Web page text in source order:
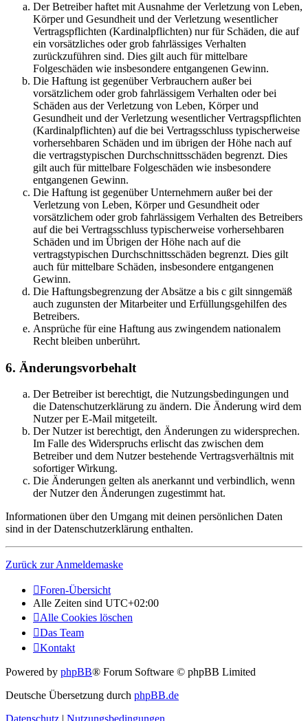
Der Betreiber haftet mit Ausnahme der Verletzung von Leben,
Körper und Gesundheit und der Verletzung wesentlicher
Vertragspflichten (Kardinalpflichten) nur für Schäden, die auf
ein vorsätzliches oder grob fahrlässiges Verhalten
zurückzuführen sind. Dies gilt auch für mittelbare
Folgeschäden wie insbesondere entgangenen Gewinn.
Die Haftung ist gegenüber Verbrauchern außer bei
vorsätzlichem oder grob fahrlässigem Verhalten oder bei
Schäden aus der Verletzung von Leben, Körper und
Gesundheit und der Verletzung wesentlicher Vertragspflichten
(Kardinalpflichten) auf die bei Vertragsschluss typischerweise
vorhersehbaren Schäden und im übrigen der Höhe nach auf
die vertragstypischen Durchschnittsschäden begrenzt. Dies
gilt auch für mittelbare Folgeschäden wie insbesondere
entgangenen Gewinn.
Die Haftung ist gegenüber Unternehmern außer bei der
Verletzung von Leben, Körper und Gesundheit oder
vorsätzlichem oder grob fahrlässigem Verhalten des Betreibers
auf die bei Vertragsschluss typischerweise vorhersehbaren
Schäden und im Übrigen der Höhe nach auf die
vertragstypischen Durchschnittsschäden begrenzt. Dies gilt
auch für mittelbare Schäden, insbesondere entgangenen
Gewinn.
Die Haftungsbegrenzung der Absätze a bis c gilt sinngemäß
auch zugunsten der Mitarbeiter und Erfüllungsgehilfen des
Betreibers.
Ansprüche für eine Haftung aus zwingendem nationalem
Recht bleiben unberührt.
6. Änderungsvorbehalt
Der Betreiber ist berechtigt, die Nutzungsbedingungen und
die Datenschutzerklärung zu ändern. Die Änderung wird dem
Nutzer per E-Mail mitgeteilt.
Der Nutzer ist berechtigt, den Änderungen zu widersprechen.
Im Falle des Widerspruchs erlischt das zwischen dem
Betreiber und dem Nutzer bestehende Vertragsverhältnis mit
sofortiger Wirkung.
Die Änderungen gelten als anerkannt und verbindlich, wenn
der Nutzer den Änderungen zugestimmt hat.
Informationen über den Umgang mit deinen persönlichen Daten
sind in der Datenschutzerklärung enthalten.
Zurück zur Anmeldemaske
Foren-Übersicht
Alle Zeiten sind UTC+02:00
Alle Cookies löschen
Das Team
Kontakt
Powered by phpBB® Forum Software © phpBB Limited
Deutsche Übersetzung durch phpBB.de